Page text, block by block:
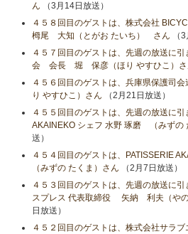
ん （3月14日放送）
４５８回目のゲストは、株式会社
栂尾 大知（とがお たいち） さん （
４５７回目のゲストは、先週の放送に
会 会長 堀 保彦（ほり やすひこ）さ
４５６回目のゲストは、兵庫県保護
り やすひこ）さん （2月21日放送）
４５５回目のゲストは、先週の放送に引
AKAINEKO シェフ 水野 琢磨 （みずの
送）
４５４回目のゲストは、PATISSERIE
（みずの たくま）さん （2月7日放送）
４５３回目のゲストは、先週の放送に
スプレス 代表取締役 矢納 利夫（や
日放送）
４５２回目のゲストは、株式会社サラ